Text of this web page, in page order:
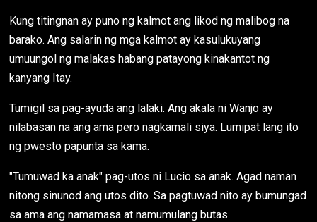
Kung titingnan ay puno ng kalmot ang likod ng malibog na
barako. Ang salarin ng mga kalmot ay kasulukuyang
umuungol ng malakas habang patayong kinakantot ng
kanyang Itay.
Tumigil sa pag-ayuda ang lalaki. Ang akala ni Wanjo ay
nilabasan na ang ama pero nagkamali siya. Lumipat lang ito
ng pwesto papunta sa kama.
"Tumuwad ka anak" pag-utos ni Lucio sa anak. Agad naman
nitong sinunod ang utos dito. Sa pagtuwad nito ay bumungad
sa ama ang namamasa at namumulang butas.